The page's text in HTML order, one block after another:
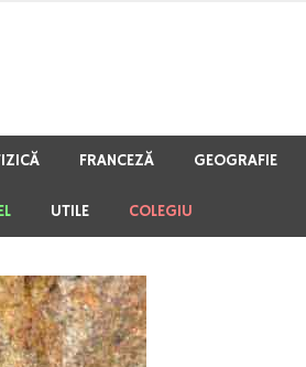
FRANCEZĂ GEOGRAFIE
UTILE COLEGIU